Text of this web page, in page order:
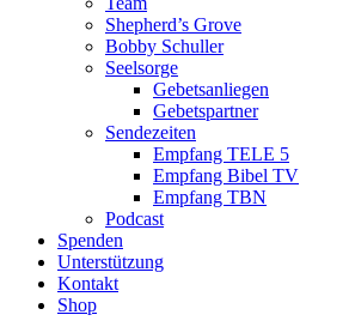
Shepherd’s Grove
Bobby Schuller
Seelsorge
Gebetsanliegen
Gebetspartner
Sendezeiten
Empfang TELE 5
Empfang Bibel TV
Empfang TBN
Podcast
Spenden
Unterstützung
Kontakt
Shop